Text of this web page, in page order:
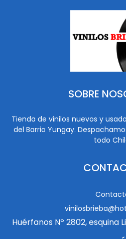
SOBRE
Tienda de vinilos nuevos y
del Barrio Yungay.
todo
Huérfanos Nº 2802, esquina